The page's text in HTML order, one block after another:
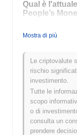
Qual è
People’s
si attesta a
Qual è lo
Money PMXX?
Massimo Storico
Minimo Storico
People’s Money
sotto del suo ATH .
Mostra di più
Le criptovalute
rischio
investimento.
Tutte le
scopo
o di
consulta un
prendere